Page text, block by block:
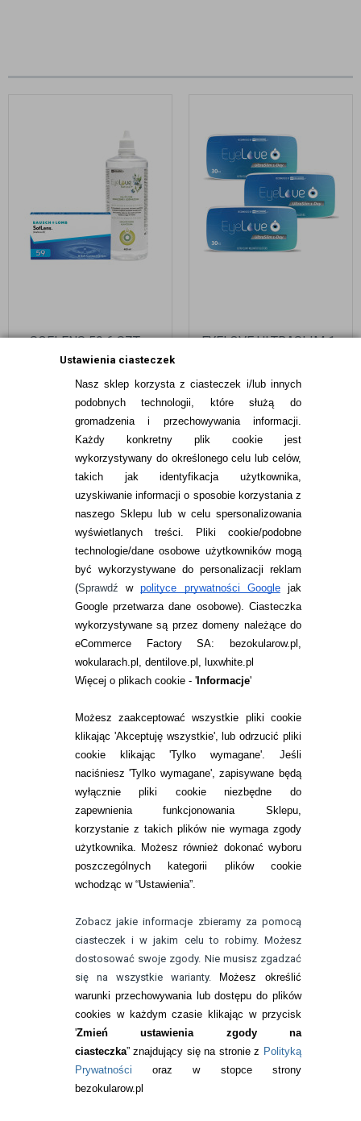
Ustawienia ciasteczek
Nasz sklep korzysta z ciasteczek i/lub innych
podobnych technologii, które służą do
gromadzenia i przechowywania informacji.
Każdy konkretny plik cookie jest
wykorzystywany do określonego celu lub celów,
takich jak identyfikacja użytkownika,
uzyskiwanie informacji o sposobie korzystania z
naszego Sklepu lub w celu spersonalizowania
wyświetlanych treści.
Pliki cookie/podobne
technologie/dane osobowe użytkowników mogą
być wykorzystywane do personalizacji reklam
(Sprawdźwpolityce prywatności Googlejak
Google przetwarza dane osobowe). Ciasteczka
wykorzystywane są przez domeny należące do
eCommerce Factory SA: bezokularow.pl,
wokularach.pl, dentilove.pl, luxwhite.pl
Więcej o plikach cookie - 'Informacje'
Możesz zaakceptować wszystkie pliki cookie
klikając 'Akceptuję wszystkie', lub odrzucić pliki
cookie klikając 'Tylko wymagane'. Jeśli
naciśniesz 'Tylko wymagane', zapisywane będą
wyłącznie pliki cookie niezbędne do
zapewnienia funkcjonowania Sklepu,
korzystanie z takich plików nie wymaga zgody
użytkownika. Możesz również dokonać wyboru
poszczególnych kategorii plików cookie
wchodząc w “Ustawienia”.
Zobacz jakie informacje zbieramy za pomocą
ciasteczek i w jakim celu to robimy. Możesz
dostosować swoje zgody. Nie musisz zgadzać
się na wszystkie warianty.
Możesz określić
warunki przechowywania lub dostępu do plików
cookies w każdym czasie klikając w przycisk
'Zmień ustawienia zgody na
ciasteczka” znajdujący się na stronie z Polityką
Prywatności oraz w stopce strony
bezokularow.pl
SOFLENS 59 6 SZT. +
EYELOVE NATURAL+ 400
76,49pln
EYELOVE ULTRASLIM 1-
214,97 pln
INFORMACJE KONTAKTOWE
JAK ZAMAWIAĆ?
ZWROTY I REKLAMACJA
WARUNKI ZAKUPÓW
RANKINGI SOCZEWEK
SOCZEWKI KOLOROWE
Zwrot (odstąpienie od umowy)
ZMIEŃ USTAWIENIA ZGODY NA CIASTECZKA
KONTAKT
telefon:
22 113 44 42
telefon:
732 08 08 72
kontakt@bezokularow.pl